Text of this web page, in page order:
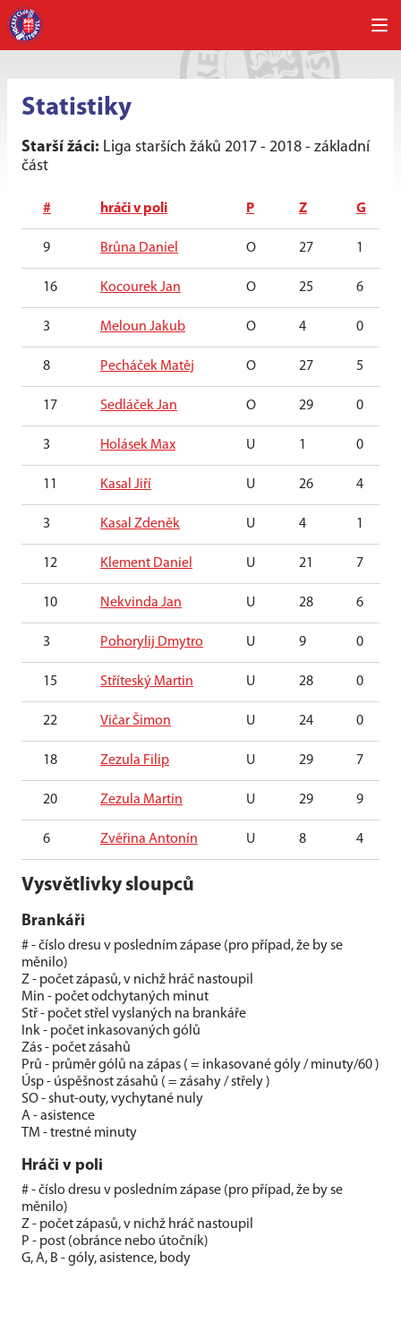
Statistiky
Starší žáci: Liga starších žáků 2017 - 2018 - základní
část
# hráči v poli P Z G
9 Brůna Daniel O 27 1
16 Kocourek Jan O 25 6
3 Meloun Jakub O 4 0
8 Pecháček Matěj O 27 5
17 Sedláček Jan O 29 0
3 Holásek Max U 1 0
11 Kasal Jiří U 26 4
3 Kasal Zdeněk U 4 1
12 Klement Daniel U 21 7
10 Nekvinda Jan U 28 6
3 Pohorylij Dmytro U 9 0
15 Stříteský Martin U 28 0
22 Vičar Šimon U 24 0
18 Zezula Filip U 29 7
20 Zezula Martin U 29 9
6 Zvěřina Antonín U 8 4
Vysvětlivky sloupců
Brankáři
# - číslo dresu v posledním zápase (pro případ, že by se
měnilo)
Z - počet zápasů, v nichž hráč nastoupil
Min - počet odchytaných minut
Stř - počet střel vyslaných na brankáře
Ink - počet inkasovaných gólů
Zás - počet zásahů
Prů - průměr gólů na zápas ( = inkasované góly / minuty/60 )
Úsp - úspěšnost zásahů ( = zásahy / střely )
SO - shut-outy, vychytané nuly
A - asistence
TM - trestné minuty
Hráči v poli
# - číslo dresu v posledním zápase (pro případ, že by se
měnilo)
Z - počet zápasů, v nichž hráč nastoupil
P - post (obránce nebo útočník)
G, A, B - góly, asistence, body